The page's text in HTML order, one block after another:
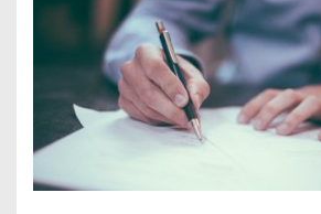
für
Handy
möglich!